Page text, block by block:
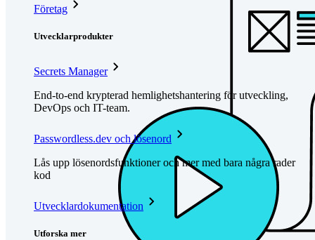
Företag
Utvecklarprodukter
Secrets Manager
End-to-end krypterad hemlighetshantering för utveckling,
DevOps och IT-team.
Passwordless.dev och lösenord
Lås upp lösenordsfunktioner och mer med bara några rader
kod
Utvecklardokumentation
Utforska mer